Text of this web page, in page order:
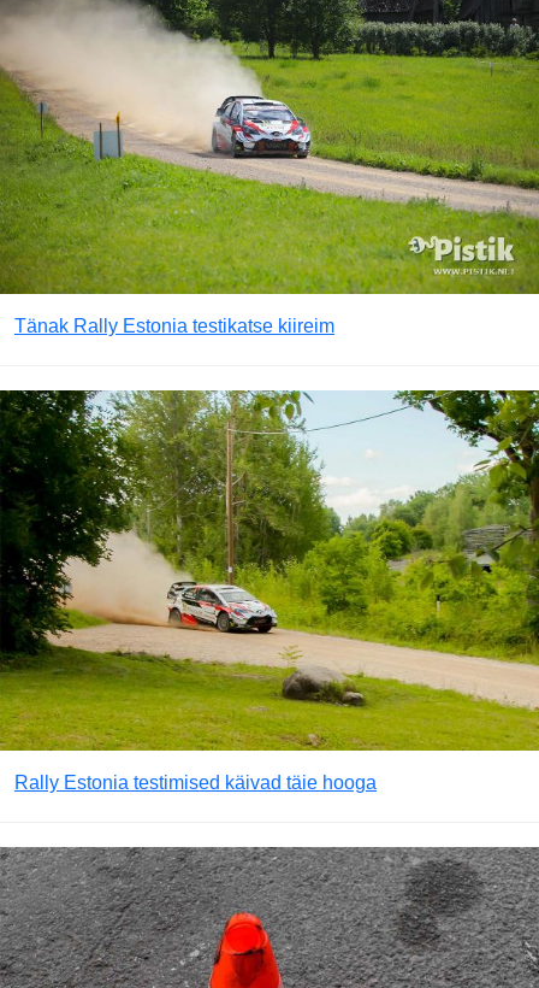
Tänak Rally Estonia testikatse kiireim
Rally Estonia testimised käivad täie hooga